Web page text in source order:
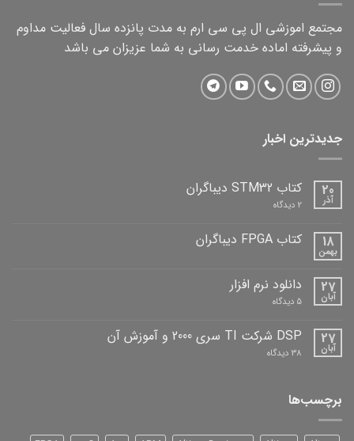
مجتمع اموزشی ال پی سی ارم به مدت پانزده سال فعالیت مداوم
و پیشرفته اماده خدمت رسانی به شما عزیزان می باشد
جدیدترین اخبار
20
آذر
کتاب STM32 دیباگران
2 دیدگاه برای
دیباگران 18
بهمن
کتاب FPGA دیباگران
کتاب
FPGA
دیباگران
ثبت
نشده 27
آبان
دانلود نرم افزار
5 دیدگاه برای
افزار 27
آبان
DSP شرکت TI سری 2000 و آموزش آن
38 دیدگاه برای
آن
برچسب‌ها